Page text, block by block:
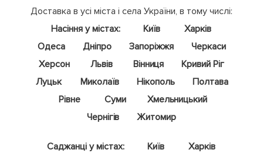
Доставка в усі міста і села України, в тому числі:
Насіння у містах:
Київ
Харків
Одеса
Дніпро Запоріжжя
Черкаси
Херсон
Львів Вінниця
Кривий Ріг
Луцьк
Миколаїв Нікополь
Полтава
Рівне
Суми
Хмельницький
Чернігів
Житомир
Саджанці у містах: Київ
Харків